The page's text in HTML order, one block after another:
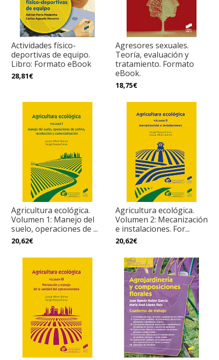
Actividades físico-
deportivas de equipo.
Libro: Formato eBook
28,81€
Agresores sexuales.
Teoría, evaluación y
tratamiento. Formato
eBook.
18,75€
Agricultura ecológica.
Volumen 1: Manejo del
suelo, operaciones de ...
20,62€
Agricultura ecológica.
Volumen 2: Mecanización
e instalaciones. For...
20,62€